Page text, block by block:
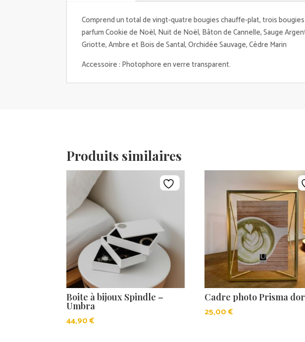
Comprend un total de vingt-quatre bougies chauffe-plat, trois
parfum Cookie de Noël, Nuit de Noël, Bâton de Cannelle, Sauge
Griotte, Ambre et Bois de Santal, Orchidée Sauvage, Cèdre Marin
Accessoire : Photophore en verre transparent.
Produits similaires
Boite à bijoux Spindle –
Umbra
44,90€
Cadre photo Prisma
25,00€